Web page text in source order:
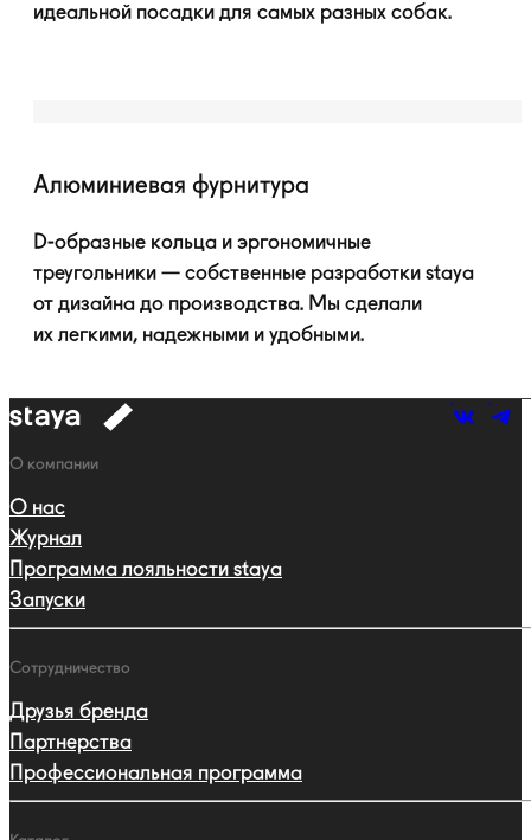
идеальной посадки для самых разных собак.
Алюминиевая фурнитура
D-образные кольца и эргономичные
треугольники — собственные разработки staya
от дизайна до производства. Мы сделали
их легкими, надежными и удобными.
к
Навигация
О компании
О нас
Журнал
Программа лояльности staya
Запуски
Сотрудничество
Друзья бренда
Партнерства
Профессиональная программа